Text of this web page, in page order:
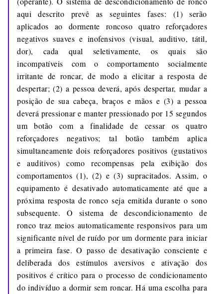
aqui descrito prevê as seguintes fases: (1) serão
aplicados ao dormente roncoso quatro reforçadores
negativos suaves e inofensivos (visual, auditivo, tátil,
dor), cada qual seletivamente, os quais são
incompatíveis com o comportamento socialmente
irritante de roncar, de modo a elicitar a resposta de
despertar; (2) a pessoa deverá, após despertar, mudar a
posição de sua cabeça, braços e mãos e (3) a pessoa
deverá pressionar e manter pressionado por 15 segundos
um botão com a finalidade de cessar os quatro
reforçadores negativos; tal botão também aplica
simultaneamente dois reforçadores positivos (gustativos
e auditivos) como recompensas pela exibição dos
comportamentos (1), (2) e (3) supracitados. Assim, o
equipamento é desativado automaticamente até que a
próxima resposta de ronco seja emitida durante o sono
subsequente. O sistema de descondicionamento de
ronco traz meios automaticamente responsivos para um
significante nível de ruído por um dormente para iniciar
a primeira fase. O passo de desativação consciente e
deliberada dos estímulos aversivos e ativação dos
positivos é crítico para o processo de condicionamento
do indivíduo a dormir sem roncar. Há uma escolha para